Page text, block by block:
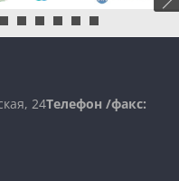
24Телефон /факс: